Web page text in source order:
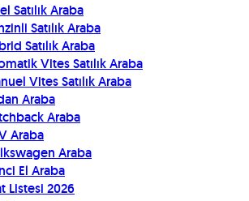
Satılık Araba
Satılık Araba
Satılık Araba
Vites Satılık Araba
Vites Satılık Araba
Araba
Araba
Araba
Araba
El Araba
Listesi 2026